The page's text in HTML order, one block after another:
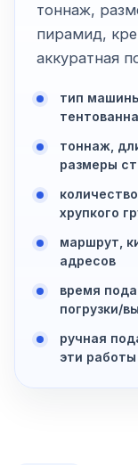
тоннаж,
пирамид,
аккуратная
тип
тоннаж,
размеры
хрупкого
маршрут,
адресов
время
погрузки/
ручная
эти